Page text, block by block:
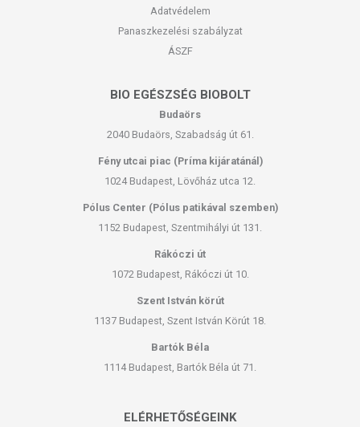
Adatvédelem
Panaszkezelési szabályzat
ÁSZF
BIO EGÉSZSÉG BIOBOLT
Budaörs
2040 Budaörs, Szabadság út 61.
Fény utcai piac (Príma kijáratánál)
1024 Budapest, Lövőház utca 12.
Pólus Center (Pólus patikával szemben)
1152 Budapest, Szentmihályi út 131.
Rákóczi út
1072 Budapest, Rákóczi út 10.
Szent István körút
1137 Budapest, Szent István Körút 18.
Bartók Béla
1114 Budapest, Bartók Béla út 71.
ELÉRHETŐSÉGEINK